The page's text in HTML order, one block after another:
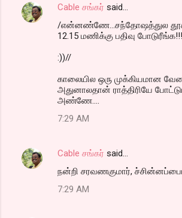
Cable சங்கர் said…
/என்னண்ணே...சந்தோஷத்துல
12.15 மணிக்கு பதிவு போடுரீங்க!!!
:))//
காலையில ஒரு முக்கியமான
அதுனாலதான் ராத்திரியே
அண்ணே....
7:29 AM
Cable சங்கர் said…
நன்றி சரவணகுமார்,
7:29 AM